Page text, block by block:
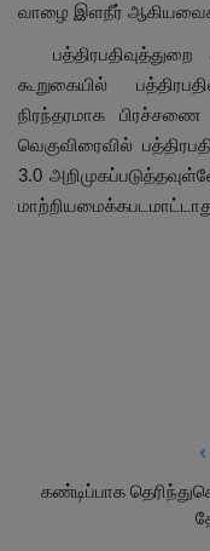
வாழை இளநீர்
கூறுகையில்
நிரந்தரமாக
வெகுவிரைவில்
3.0
கண்டிப்பாக